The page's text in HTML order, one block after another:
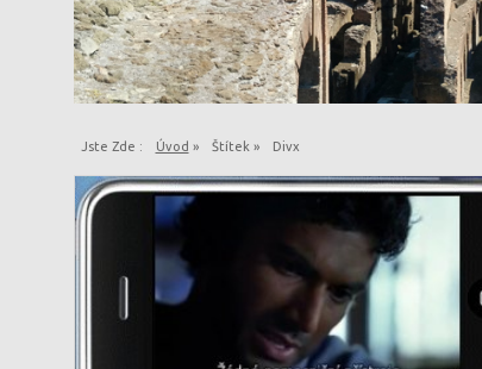
Jste Zde : Úvod » Štítek » Divx